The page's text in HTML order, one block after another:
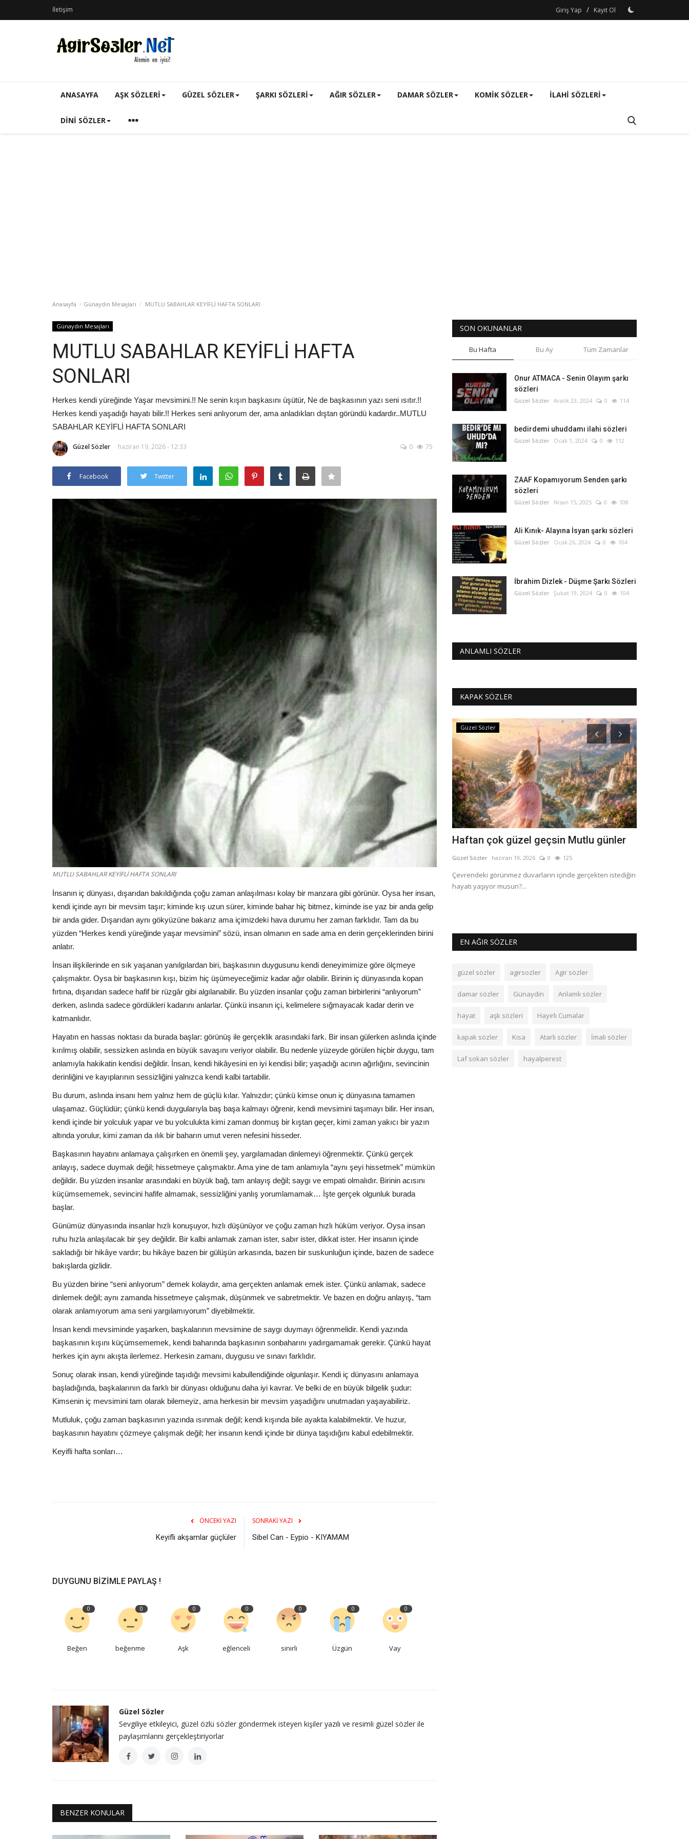
İletişim Giriş Yap / Kayıt Ol
ANASAYFA AŞK SÖZLERI GÜZEL SÖZLER ŞARKI SÖZLERI AĞIR SÖZLER DAMAR SÖZLER KOMIK SÖZLER ILAHI SÖZLERI
DINI SÖZLER
Anasayfa Günaydın Mesajları MUTLU SABAHLAR KEYİFLİ HAFTA SONLARI
Günaydın Mesajları
MUTLU SABAHLAR KEYİFLİ HAFTA
SONLARI
Herkes kendi yüreğinde Yaşar mevsimini.!! Ne senin kışın başkasını üşütür, Ne de başkasının yazı seni ısıtır.!!
Herkes kendi yaşadığı hayatı bilir.!! Herkes seni anlıyorum der, ama anladıkları dıştan göründü kadardır..MUTLU
SABAHLAR KEYİFLİ HAFTA SONLARI
Güzel Sözler haziran 19, 2026 - 12:33 0 75
Facebook Twitter
MUTLU SABAHLAR KEYİFLİ HAFTA SONLARI
İnsanın iç dünyası, dışarıdan bakıldığında çoğu zaman anlaşılması kolay bir manzara gibi görünür. Oysa her insan,
kendi içinde ayrı bir mevsim taşır; kiminde kış uzun sürer, kiminde bahar hiç bitmez, kiminde ise yaz bir anda gelip
bir anda gider. Dışarıdan aynı gökyüzüne bakarız ama içimizdeki hava durumu her zaman farklıdır. Tam da bu
yüzden “Herkes kendi yüreğinde yaşar mevsimini” sözü, insan olmanın en sade ama en derin gerçeklerinden birini
anlatır.
İnsan ilişkilerinde en sık yaşanan yanılgılardan biri, başkasının duygusunu kendi deneyimimize göre ölçmeye
çalışmaktır. Oysa bir başkasının kışı, bizim hiç üşümeyeceğimiz kadar ağır olabilir. Birinin iç dünyasında kopan
fırtına, dışarıdan sadece hafif bir rüzgâr gibi algılanabilir. Bu yüzden insanlar çoğu zaman birbirlerini “anlıyorum”
derken, aslında sadece gördükleri kadarını anlarlar. Çünkü insanın içi, kelimelere sığmayacak kadar derin ve
katmanlıdır.
Hayatın en hassas noktası da burada başlar: görünüş ile gerçeklik arasındaki fark. Bir insan gülerken aslında içinde
kırılmış olabilir, sessizken aslında en büyük savaşını veriyor olabilir. Bu nedenle yüzeyde görülen hiçbir duygu, tam
anlamıyla hakikatin kendisi değildir. İnsan, kendi hikâyesini en iyi kendisi bilir; yaşadığı acının ağırlığını, sevincinin
derinliğini ve kayıplarının sessizliğini yalnızca kendi kalbi tartabilir.
Bu durum, aslında insanı hem yalnız hem de güçlü kılar. Yalnızdır; çünkü kimse onun iç dünyasına tamamen
ulaşamaz. Güçlüdür; çünkü kendi duygularıyla baş başa kalmayı öğrenir, kendi mevsimini taşımayı bilir. Her insan,
kendi içinde bir yolculuk yapar ve bu yolculukta kimi zaman donmuş bir kıştan geçer, kimi zaman yakıcı bir yazın
altında yorulur, kimi zaman da ılık bir baharın umut veren nefesini hisseder.
Başkasının hayatını anlamaya çalışırken en önemli şey, yargılamadan dinlemeyi öğrenmektir. Çünkü gerçek
anlayış, sadece duymak değil; hissetmeye çalışmaktır. Ama yine de tam anlamıyla “aynı şeyi hissetmek” mümkün
değildir. Bu yüzden insanlar arasındaki en büyük bağ, tam anlayış değil; saygı ve empati olmalıdır. Birinin acısını
küçümsememek, sevincini hafife almamak, sessizliğini yanlış yorumlamamak… İşte gerçek olgunluk burada
başlar.
Günümüz dünyasında insanlar hızlı konuşuyor, hızlı düşünüyor ve çoğu zaman hızlı hüküm veriyor. Oysa insan
ruhu hızla anlaşılacak bir şey değildir. Bir kalbi anlamak zaman ister, sabır ister, dikkat ister. Her insanın içinde
sakladığı bir hikâye vardır; bu hikâye bazen bir gülüşün arkasında, bazen bir suskunluğun içinde, bazen de sadece
bakışlarda gizlidir.
Bu yüzden birine “seni anlıyorum” demek kolaydır, ama gerçekten anlamak emek ister. Çünkü anlamak, sadece
dinlemek değil; aynı zamanda hissetmeye çalışmak, düşünmek ve sabretmektir. Ve bazen en doğru anlayış, “tam
olarak anlamıyorum ama seni yargılamıyorum” diyebilmektir.
İnsan kendi mevsiminde yaşarken, başkalarının mevsimine de saygı duymayı öğrenmelidir. Kendi yazında
başkasının kışını küçümsememek, kendi baharında başkasının sonbaharını yadırgamamak gerekir. Çünkü hayat
herkes için aynı akışta ilerlemez. Herkesin zamanı, duygusu ve sınavı farklıdır.
Sonuç olarak insan, kendi yüreğinde taşıdığı mevsimi kabullendiğinde olgunlaşır. Kendi iç dünyasını anlamaya
başladığında, başkalarının da farklı bir dünyası olduğunu daha iyi kavrar. Ve belki de en büyük bilgelik şudur:
Kimsenin iç mevsimini tam olarak bilemeyiz, ama herkesin bir mevsim yaşadığını unutmadan yaşayabiliriz.
Mutluluk, çoğu zaman başkasının yazında ısınmak değil; kendi kışında bile ayakta kalabilmektir. Ve huzur,
başkasının hayatını çözmeye çalışmak değil; her insanın kendi içinde bir dünya taşıdığını kabul edebilmektir.
Keyifli hafta sonları…
ÖNCEKI YAZI
Keyifli akşamlar güçlüler
SONRAKI YAZI
Sibel Can - Eypio - KIYAMAM
DUYGUNU BIZIMLE PAYLAŞ !
0
Beğen
0
beğenme
0
Aşk
0
eğlenceli
0
sinirli
0
Üzgün
0
Vay
Güzel Sözler
Sevgiliye etkileyici, güzel özlü sözler göndermek isteyen kişiler yazılı ve resimli güzel sözler ile
paylaşımlarını gerçekleştiriyorlar
BENZER KONULAR
SON OKUNANLAR
Bu Hafta Bu Ay Tüm Zamanlar
Onur ATMACA - Senin Olayım şarkı
sözleri
Güzel Sözler Aralık 23, 2024 0 114
bedirdemi uhuddamı ilahi sözleri
Güzel Sözler Ocak 1, 2024 0 112
ZAAF Kopamıyorum Senden şarkı
sözleri
Güzel Sözler Nisan 15, 2025 0 108
Ali Kınık- Alayına İsyan şarkı sözleri
Güzel Sözler Ocak 26, 2024 0 104
İbrahim Dizlek - Düşme Şarkı Sözleri
Güzel Sözler Şubat 19, 2024 0 104
ANLAMLI SÖZLER
KAPAK SÖZLER
dede torun sözleri komik
Ocak 20, 2024 0 1433
Torun Sevgisi ile ilgili Sözler sayfamızda torun sevgili ile ilgili
ilahi sözleri
Ender Tekin'in seslendirdiği "Acayip
İlahi"
Ender Tekin'in seslendirdiği "Acayip İlahi", sadece bir ilahi
değil; Allah Resûlü'ne...
Güzel Sözler
Haftan çok güzel geçsin Mutlu günler
Güzel Sözler haziran 19, 2026 0 125
Çevrendeki görünmez duvarların içinde gerçekten istediğin
hayatı yaşıyor musun?...
EN AĞIR SÖZLER
güzel sözler agırsozler Agir sözler
damar sözler Günaydin Anlamlı sözler
hayat aşk sözleri Hayırlı Cumalar
kapak sözler Kısa Atarli sözler İmalı sözler
Laf sokan sözler hayalperest